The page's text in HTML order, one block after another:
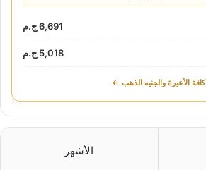
6,691 ج.م
5,018 ج.م
كافة الأعيرة والجنيه الذهب ←
الأشهر